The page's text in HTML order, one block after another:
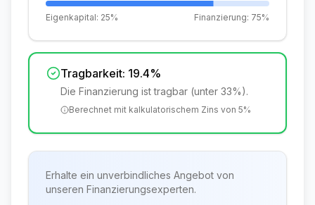
Eigenkapital: 25% Finanzierung: 75%
Tragbarkeit: 19.4%
Die Finanzierung ist tragbar (unter 33%).
Berechnet mit kalkulatorischem Zins von 5%
Erhalte ein unverbindliches Angebot von
unseren Finanzierungsexperten.